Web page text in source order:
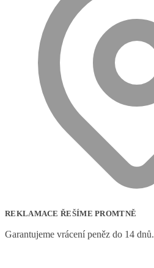
REKLAMACE ŘEŠÍME PROMTNĚ
Garantujeme vrácení peněz do 14 dnů.